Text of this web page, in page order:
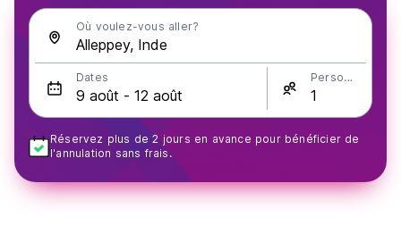
Où voulez-vous aller?
Dates Personnes
Réservez plus de 2 jours en avance pour bénéficier de
l'annulation sans frais.